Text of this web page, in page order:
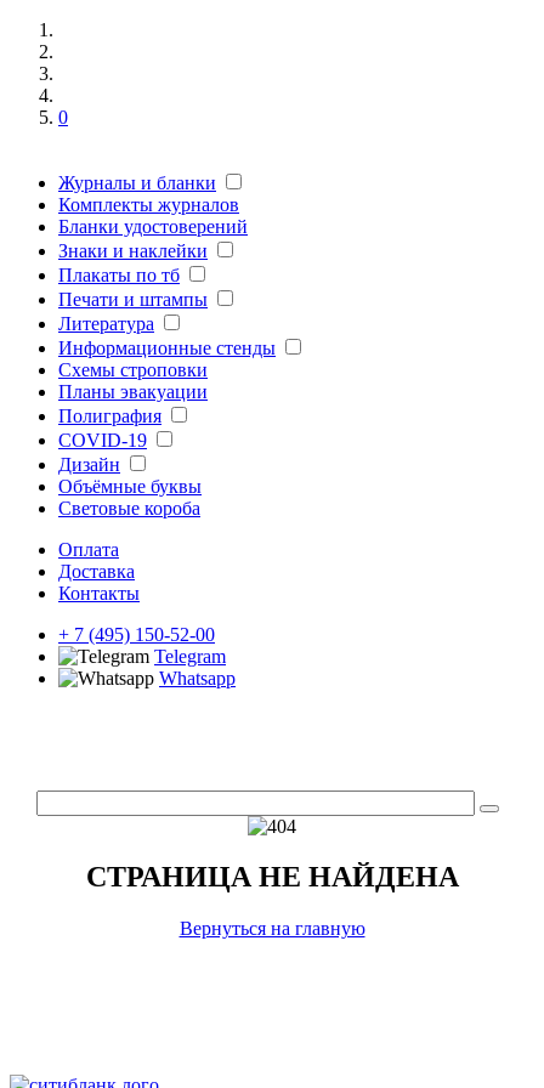
0
Журналы и бланки
Комплекты журналов
Бланки удостоверений
Знаки и наклейки
Плакаты по тб
Печати и штампы
Литература
Информационные стенды
Схемы строповки
Планы эвакуации
Полиграфия
COVID-19
Дизайн
Объёмные буквы
Световые короба
Оплата
Доставка
Контакты
+ 7 (495) 150-52-00
Telegram
Whatsapp
СТРАНИЦА НЕ НАЙДЕНА
Вернуться на главную